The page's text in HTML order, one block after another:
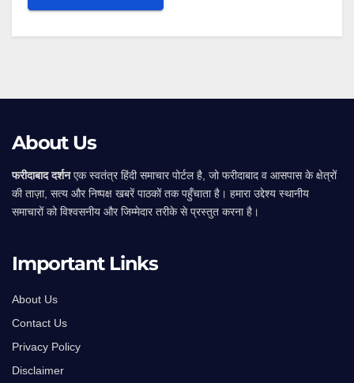
About Us
फरीदाबाद दर्शनएक स्वतंत्र हिंदी समाचार पोर्टल है, जो फरीदाबाद व आसपास के क्षेत्रों
की ताज़ा, सत्य और निष्पक्ष खबरें पाठकों तक पहुँचाता है। हमारा उद्देश्य स्थानीय
समाचारों को विश्वसनीय और जिम्मेदार तरीके से प्रस्तुत करना है।
Important Links
About Us
Contact Us
Privacy Policy
Disclaimer